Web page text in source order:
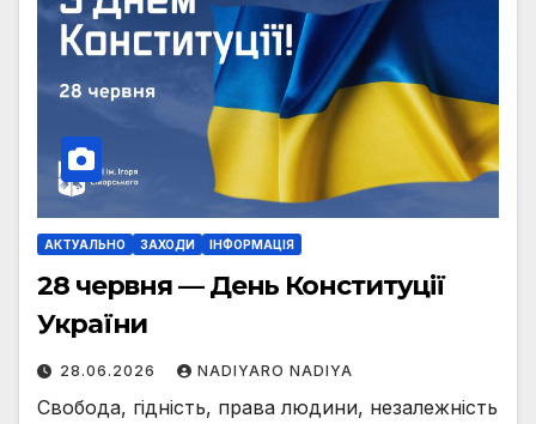
АКТУАЛЬНО ЗАХОДИ ІНФОРМАЦІЯ
28 червня — День Конституції
України
28.06.2026 NADIYARO NADIYA
Свобода, гідність, права людини, незалежність